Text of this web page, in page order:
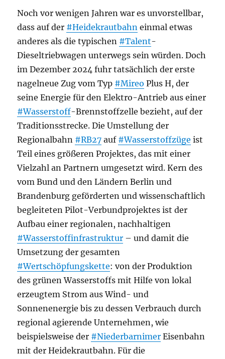
Noch vor wenigen Jahren war es unvorstellbar,
dass auf der #Heidekrautbahn einmal etwas
anderes als die typischen #Talent-
Dieseltriebwagen unterwegs sein würden. Doch
im Dezember 2024 fuhr tatsächlich der erste
nagelneue Zug vom Typ #Mireo Plus H, der
seine Energie für den Elektro-Antrieb aus einer
#Wasserstoff-Brennstoffzelle bezieht, auf der
Traditionsstrecke. Die Umstellung der
Regionalbahn #RB27 auf #Wasserstoffzüge ist
Teil eines größeren Projektes, das mit einer
Vielzahl an Partnern umgesetzt wird. Kern des
vom Bund und den Ländern Berlin und
Brandenburg geförderten und wissenschaftlich
begleiteten Pilot-Verbundprojektes ist der
Aufbau einer regionalen, nachhaltigen
#Wasserstoffinfrastruktur – und damit die
Umsetzung der gesamten
#Wertschöpfungskette: von der Produktion
des grünen Wasserstoffs mit Hilfe von lokal
erzeugtem Strom aus Wind- und
Sonnenenergie bis zu dessen Verbrauch durch
regional agierende Unternehmen, wie
beispielsweise der #Niederbarnimer Eisenbahn
mit der Heidekrautbahn. Für die